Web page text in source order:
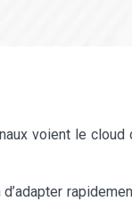
voient le